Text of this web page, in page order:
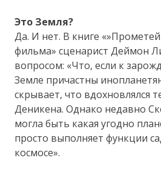
Это Земля?
Да. И нет. В книге
фильма» сценарист Деймон
вопросом: «Что, если к
Земле причастны
скрывает, что вдохновлялся
Деникена. Однако недавно
могла быть какая угодно
просто выполняет функции
космосе».